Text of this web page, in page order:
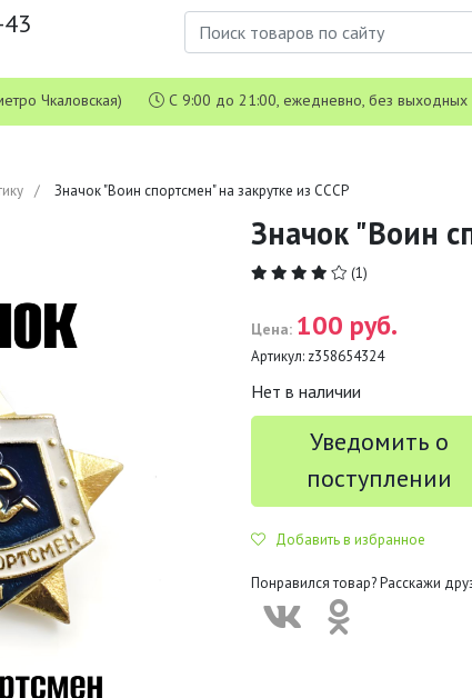
Чкаловская) С 9:00 до 21:00, ежедневно, без выходных
Значок "Воин спортсмен" на закрутке из СССР
Значок "Воин
(1)
Цена: 100 руб.
Артикул: z358654324
Нет в наличии
Уведомить о
поступлении
Добавить в избранное
Понравился товар? Расскажи